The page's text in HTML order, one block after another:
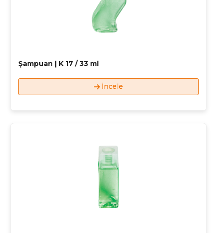
Şampuan | K 17 / 33 ml
İncele